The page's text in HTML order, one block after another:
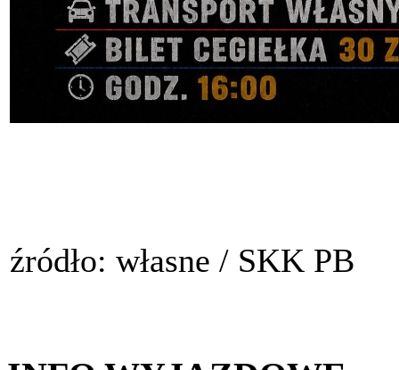
źródło: własne / SKK PB